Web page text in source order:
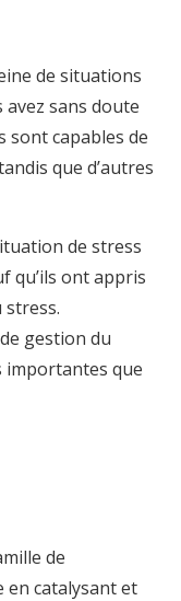
de situations
sans doute
sont capables de
que d’autres
de stress
qu’ils ont appris
gestion du
importantes que
de
en catalysant et